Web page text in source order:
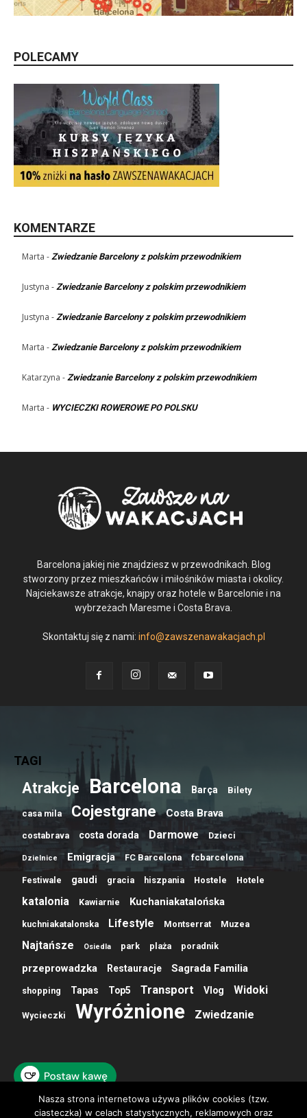
POLECAMY
KOMENTARZE
Marta - Zwiedzanie Barcelony z polskim przewodnikiem
Justyna - Zwiedzanie Barcelony z polskim przewodnikiem
Justyna - Zwiedzanie Barcelony z polskim przewodnikiem
Marta - Zwiedzanie Barcelony z polskim przewodnikiem
Katarzyna - Zwiedzanie Barcelony z polskim przewodnikiem
Marta - WYCIECZKI ROWEROWE PO POLSKU
Barcelona jakiej nie znajdziesz w przewodnikach. Blog
stworzony przez mieszkańców i miłośników miasta i okolicy.
Najciekawsze atrakcje, knajpy oraz hotele w Barcelonie i na
wybrzeżach Maresme i Costa Brava.
Skontaktuj się z nami: info@zawszenawakacjach.pl
TAGI
Atrakcje Barcelona Barça Bilety
casa mila Cojestgrane Costa Brava
costabrava costa dorada Darmowe Dzieci
Dzielnice Emigracja FC Barcelona fcbarcelona
Festiwale gaudi gracia hiszpania Hostele Hotele
katalonia Kawiarnie Kuchaniakatalońska
kuchniakatalonska Lifestyle Montserrat Muzea
Najtańsze Osiedla park plaża poradnik
przeprowadzka Restauracje Sagrada Familia
shopping Tapas Top5 Transport Vlog Widoki
Wycieczki Wyróżnione Zwiedzanie
Nasza strona internetowa używa plików cookies (tzw.
ciasteczka) w celach statystycznych, reklamowych oraz